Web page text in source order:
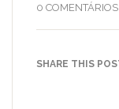
0 COMENTÁRIOS
SHARE THIS